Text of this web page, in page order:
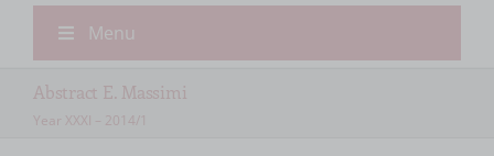
Menu
Abstract E. Massimi
Year XXXI – 2014/1